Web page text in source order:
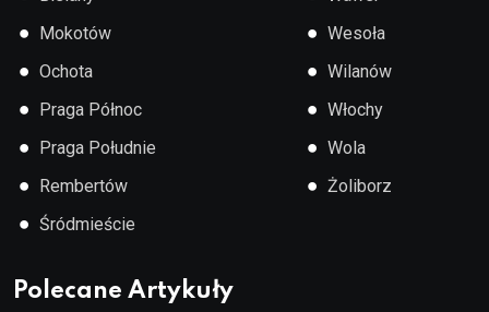
● Mokotów
● Ochota
● Praga Północ
● Praga Południe
● Rembertów
● Śródmieście
● Wesoła
● Wilanów
● Włochy
● Wola
● Żoliborz
Polecane Artykuły